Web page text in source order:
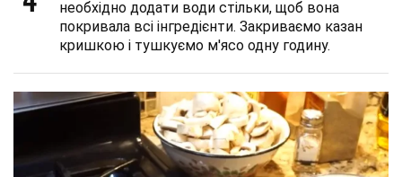
необхідно додати води стільки, щоб вона
покривала всі інгредієнти. Закриваємо казан
кришкою і тушкуємо м'ясо одну годину.